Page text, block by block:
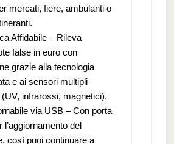
mercati, fiere, ambulanti o
Affidabile – Rileva
false in euro con
grazie alla tecnologia
e ai sensori multipli
(UV, infrarossi, magnetici).
via USB – Con porta
l’aggiornamento del
così puoi continuare a